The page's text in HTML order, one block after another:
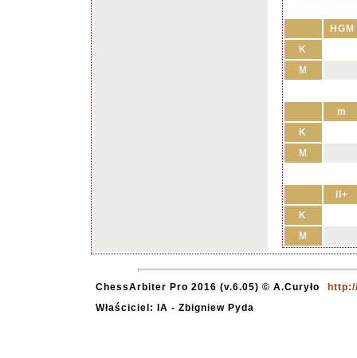
HGM
K
M
m
K
M
II+
K
M
ChessArbiter Pro 2016 (v.6.05) © A.Curyło
Właściciel: IA - Zbigniew Pyda